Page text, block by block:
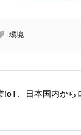
環境
IoT、日本国内から